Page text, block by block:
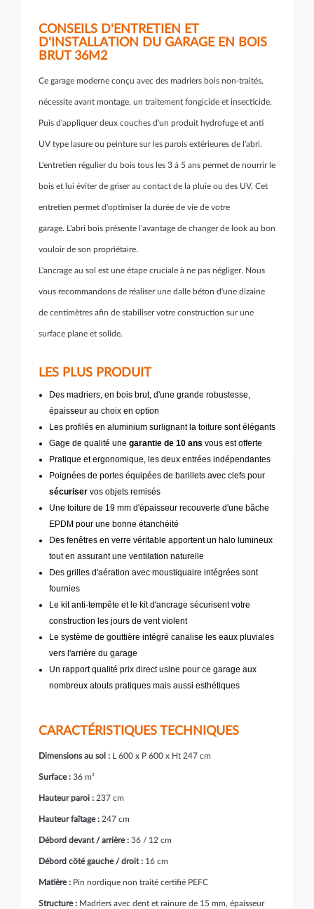
CONSEILS D'ENTRETIEN ET
D'INSTALLATION DU GARAGE EN BOIS
BRUT 36M2
Ce garage moderne conçu avec des madriers bois non-traités,
nécessite avant montage, un traitement fongicide et insecticide.
Puis d'appliquer deux couches d'un produit hydrofuge et anti
UV type lasure ou peinture sur les parois extérieures de l'abri.
L'entretien régulier du bois tous les 3 à 5 ans permet de nourrir le
bois et lui éviter de griser au contact de la pluie ou des UV. Cet
entretien permet d'optimiser la durée de vie de votre
garage. L'abri bois présente l'avantage de changer de look au bon
vouloir de son propriétaire.
L'ancrage au sol est une étape cruciale à ne pas négliger. Nous
vous recommandons de réaliser une dalle béton d'une dizaine
de centimètres afin de stabiliser votre construction sur une
surface plane et solide.
LES PLUS PRODUIT
Des madriers, en bois brut, d'une grande robustesse,
épaisseur au choix en option
Les profilés en aluminium surlignant la toiture sont élégants
Gage de qualité une garantie de 10 ans vous est offerte
Pratique et ergonomique, les deux entrées indépendantes
Poignées de portes équipées de barillets avec clefs pour
sécuriser vos objets remisés
Une toiture de 19 mm d'épaisseur recouverte d'une bâche
EPDM pour une bonne étanchéité
Des fenêtres en verre véritable apportent un halo lumineux
tout en assurant une ventilation naturelle
Des grilles d'aération avec moustiquaire intégrées sont
fournies
Le kit anti-tempête et le kit d'ancrage sécurisent votre
construction les jours de vent violent
Le système de gouttière intégré canalise les eaux pluviales
vers l'arrière du garage
Un rapport qualité prix direct usine pour ce garage aux
nombreux atouts pratiques mais aussi esthétiques
CARACTÉRISTIQUES TECHNIQUES
Dimensions au sol : L 600 x P 600 x Ht 247 cm
Surface : 36 m²
Hauteur paroi : 237 cm
Hauteur faîtage : 247 cm
Débord devant / arrière : 36 / 12 cm
Débord côté gauche / droit : 16 cm
Matière : Pin nordique non traité certifié PEFC
Structure : Madriers avec dent et rainure de 15 mm, épaisseur